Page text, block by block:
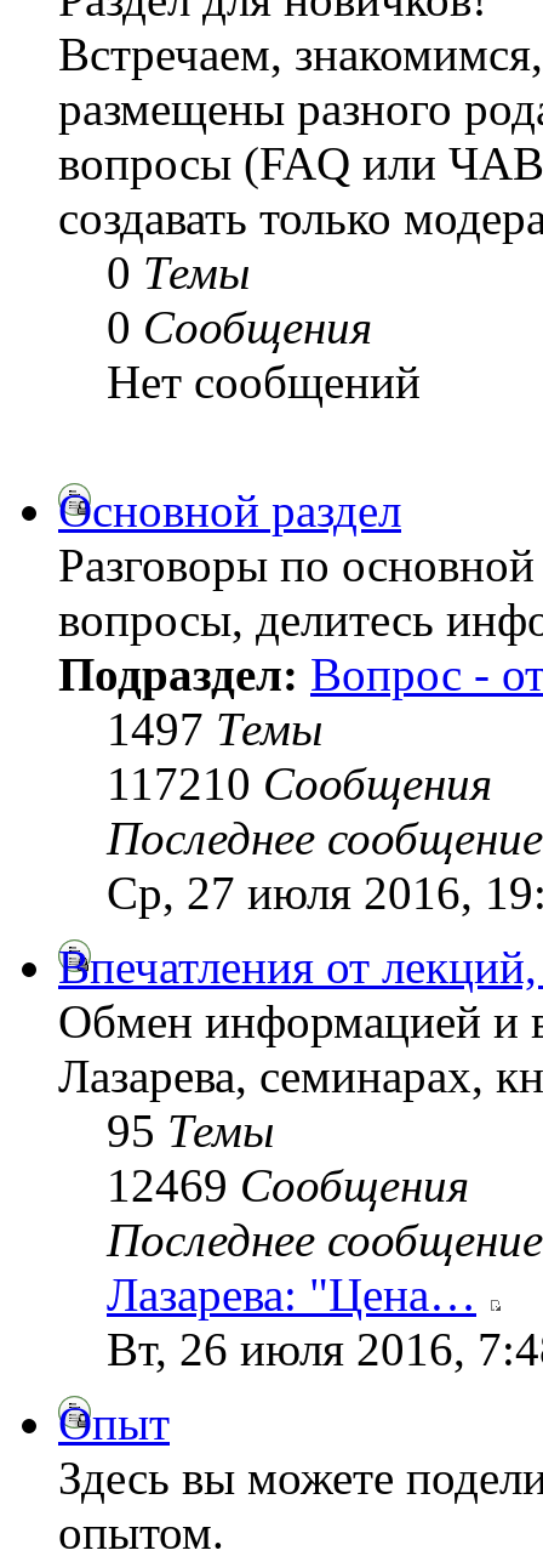
Встречаем,
размещены разного
вопросы (FAQ или
создавать только
0 Темы
0 Сообщения
Нет сообщений
Основной раздел
Разговоры по
вопросы, делитесь
Подраздел: Вопрос -
1497 Темы
117210 Сообщения
Последнее сообщение
Ср, 27 июля 2016,
Впечатления от
Обмен информацией и
Лазарева, семинарах,
95 Темы
12469 Сообщения
Последнее сообщение
Лазарева: "Цена…
Вт, 26 июля 2016,
Опыт
Здесь вы можете
опытом.